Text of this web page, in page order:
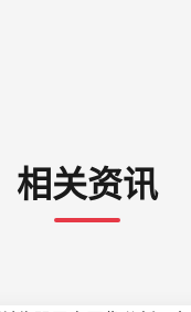
相关资讯